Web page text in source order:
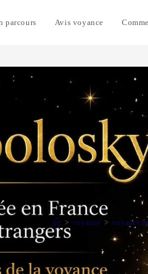
parcours Avis voyance
> voyance > voyance